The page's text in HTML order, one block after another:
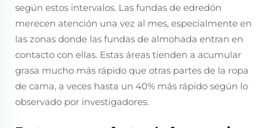
según estos intervalos. Las fundas de edredón
merecen atención una vez al mes, especialmente en
las zonas donde las fundas de almohada entran en
contacto con ellas. Estas áreas tienden a acumular
grasa mucho más rápido que otras partes de la ropa
de cama, a veces hasta un 40% más rápido según lo
observado por investigadores.